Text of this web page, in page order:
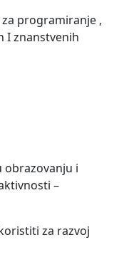
programiranje ,
I znanstvenih
obrazovanju i
–
za razvoj